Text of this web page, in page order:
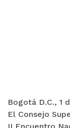
Bogotá D.C., 1
El Consejo
II Encuentro